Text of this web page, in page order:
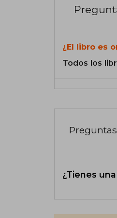
¿El libro es
Todos los
¿Tienes